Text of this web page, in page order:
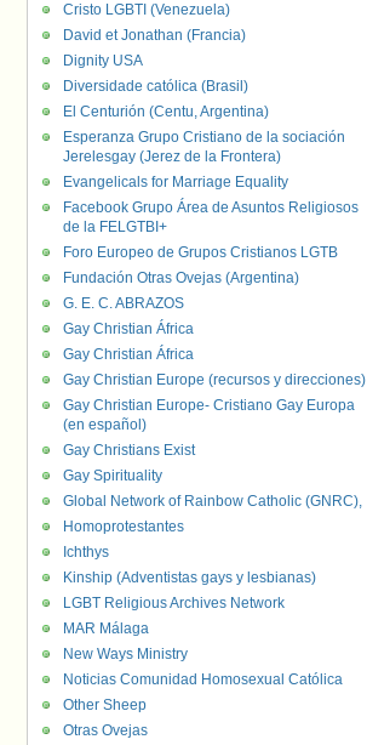
Cristo LGBTI (Venezuela)
David et Jonathan (Francia)
Dignity USA
Diversidade católica (Brasil)
El Centurión (Centu, Argentina)
Esperanza Grupo Cristiano de la sociación
Jerelesgay (Jerez de la Frontera)
Evangelicals for Marriage Equality
Facebook Grupo Área de Asuntos Religiosos
de la FELGTBI+
Foro Europeo de Grupos Cristianos LGTB
Fundación Otras Ovejas (Argentina)
G. E. C. ABRAZOS
Gay Christian África
Gay Christian África
Gay Christian Europe (recursos y direcciones)
Gay Christian Europe- Cristiano Gay Europa
(en español)
Gay Christians Exist
Gay Spirituality
Global Network of Rainbow Catholic (GNRC),
Homoprotestantes
Ichthys
Kinship (Adventistas gays y lesbianas)
LGBT Religious Archives Network
MAR Málaga
New Ways Ministry
Noticias Comunidad Homosexual Católica
Other Sheep
Otras Ovejas